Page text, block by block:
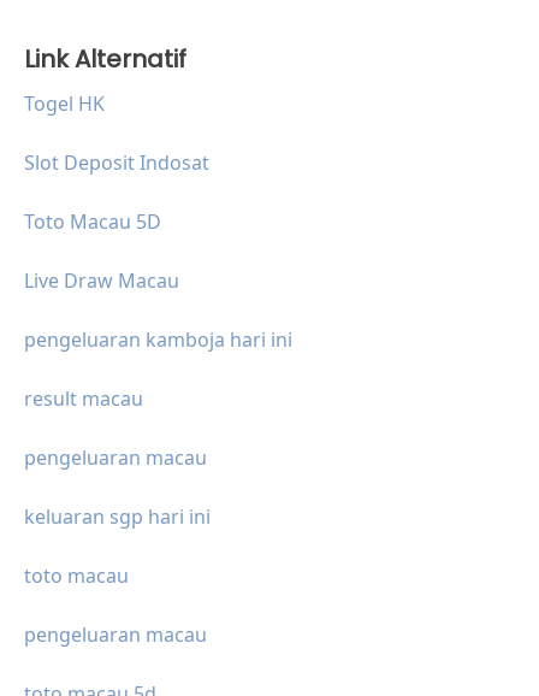
Link Alternatif
Togel HK
Slot Deposit Indosat
Toto Macau 5D
Live Draw Macau
pengeluaran kamboja hari ini
result macau
pengeluaran macau
keluaran sgp hari ini
toto macau
pengeluaran macau